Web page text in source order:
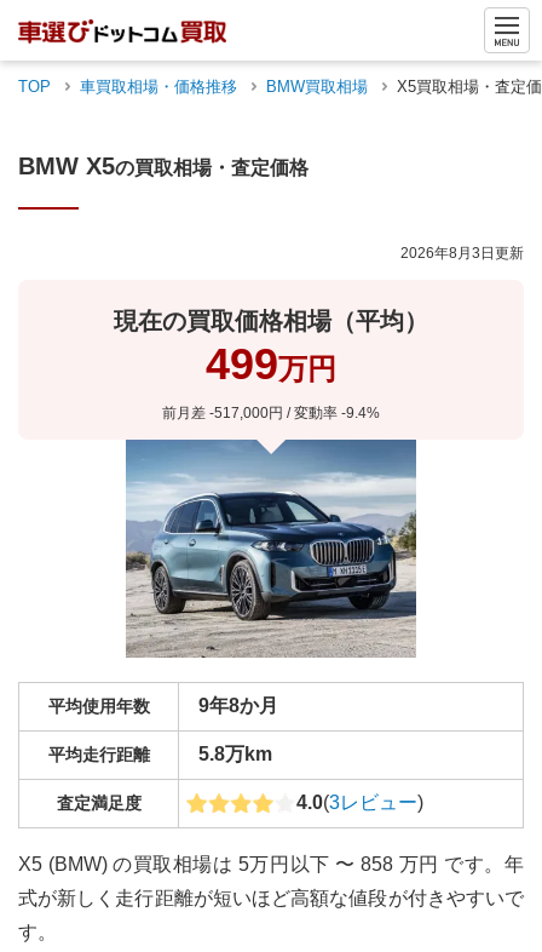
TOP 車買取相場・価格推移 BMW買取相場 X5買取相場・査定
BMW X5の買取相場・査定価格
2026年8月3日 更新
現在の買取価格相場（平均）
499万円
前月差 -517,000円 / 変動率 -9.4%
平均使用年数 9年8か月
平均走行距離 5.8万km
査定満足度 4.0(3レビュー)
X5 (BMW) の買取相場は 5万円以下 〜 858 万円 です。年
式が新しく走行距離が短いほど高額な値段が付きやすいで
す。